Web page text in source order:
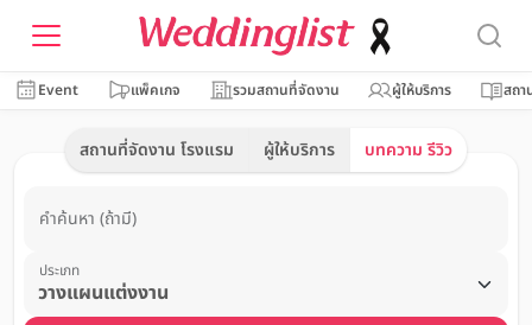
Event แพ็คเกจ รวมสถานที่จัดงาน ผู้ให้บริการ สถา
สถานที่จัดงาน โรงแรม ผู้ให้บริการ บทความ รีวิว
คำค้นหา (ถ้ามี)
ประเภท